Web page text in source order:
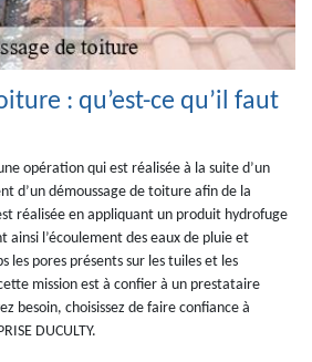
: qu’est-ce qu’il faut
opération qui est réalisée à la suite d’un
d’un démoussage de toiture afin de la
réalisée en appliquant un produit hydrofuge
ainsi l’écoulement des eaux de pluie et
les pores présents sur les tuiles et les
mission est à confier à un prestataire
besoin, choisissez de faire confiance à
DUCULTY.